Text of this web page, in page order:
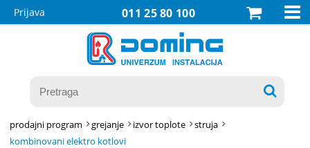
011 25 80 100
Prijava 

prodajni program grejanje izvor toplote
struja
kombinovani elektro kotlovi